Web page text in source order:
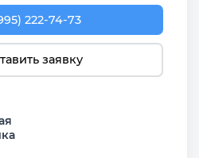
222-74-73
заявку